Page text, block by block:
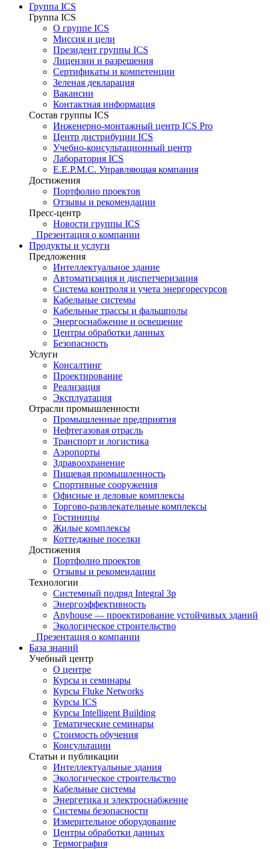
Группа ICS
Группа ICS
О группе ICS
Миссия и цели
Президент группы ICS
Лицензии и разрешения
Сертификаты и компетенции
Зеленая декларация
Вакансии
Контактная информация
Состав группы ICS
Инженерно-монтажный центр ICS Pro
Центр дистрибуции ICS
Учебно-консультационный центр
Лаборатория ICS
E.E.P.M.C. Управляющая компания
Достижения
Портфолио проектов
Отзывы и рекомендации
Пресс-центр
Новости группы ICS
Презентация о компании
Продукты и услуги
Предложения
Интеллектуальное здание
Автоматизация и диспетчеризация
Система контроля и учета энергоресурсов
Кабельные системы
Кабельные трассы и фальшполы
Энергоснабжение и освещение
Центры обработки данных
Безопасность
Услуги
Консалтинг
Проектирование
Реализация
Эксплуатация
Отрасли промышленности
Промышленные предприятия
Нефтегазовая отрасль
Транспорт и логистика
Аэропорты
Здравоохранение
Пищевая промышленность
Спортивные сооружения
Офисные и деловые комплексы
Торгово-развлекательные комплексы
Гостиницы
Жилые комплексы
Коттеджные поселки
Достижения
Портфолио проектов
Отзывы и рекомендации
Технологии
Системный подряд Integral 3p
Энергоэффективность
Anyhouse — проектирование устойчивых зданий
Экологическое строительство
Презентация о компании
База знаний
Учебный центр
О центре
Курсы и семинары
Курсы Fluke Networks
Курсы ICS
Курсы Intelligent Building
Тематические семинары
Стоимость обучения
Консультации
Статьи и публикации
Интеллектуальные здания
Экологическое строительство
Кабельные системы
Энергетика и электроснабжение
Системы безопасности
Измерительное оборудование
Центры обработки данных
Термография